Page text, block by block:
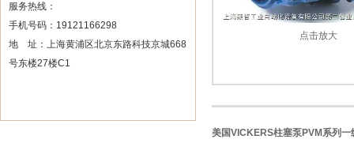
服务热线：
手机号码：19121166298
地 址：上海黄浦区北京东路科技京城668
号东楼27楼C1
点击放大
美国VICKERS柱塞泵PVM系列一